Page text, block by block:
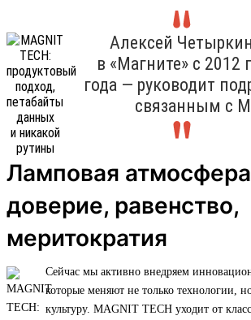
Алексей
в «Магните» с 2012
года — руководит
связанным с
Ламповая
доверие, равенство,
меритократия
Сейчас мы активно внедряем
которые меняют не только технологии,
культуру. MAGNIT TECH уходит от